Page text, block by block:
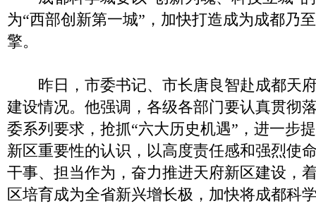
为“西部创新第一城”，加快打造成为成都乃
擎。
昨日，市委书记、市长唐良智赴成都天
建设情况。他强调，各级各部门要认真贯彻
委系列要求，抢抓“六大历史机遇”，进一步
新区重要性的认识，以高度责任感和强烈使
干事、担当作为，奋力推进天府新区建设，
区培育成为全省新兴增长极，加快将成都科